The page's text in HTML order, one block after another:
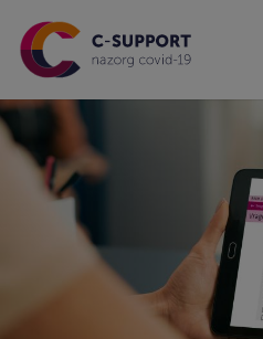
main
content